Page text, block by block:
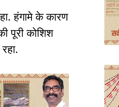
हंगामे के कारण
पूरी कोशिश